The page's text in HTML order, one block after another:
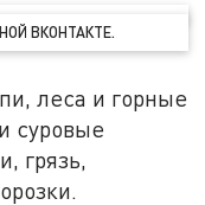
ВКОНТАКТЕ.
леса и горные
суровые
грязь,